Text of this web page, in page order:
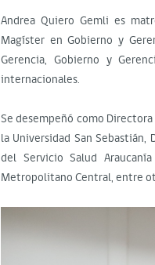
Andrea Quiero Gemli es
Magíster en Gobierno y
Gerencia, Gobierno y
internacionales.
Se desempeñó como
la Universidad San
del Servicio Salud
Metropolitano Central, entre